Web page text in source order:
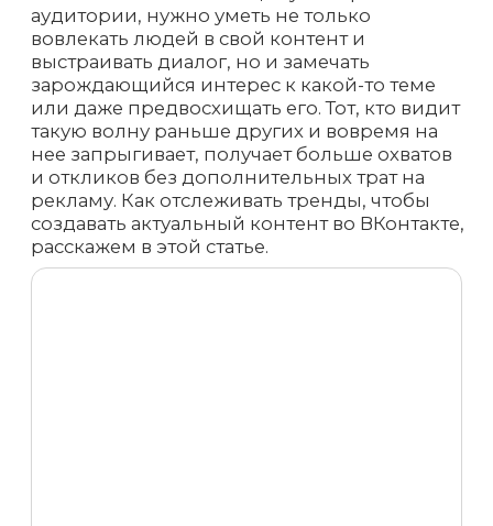
такую волну раньше других и вовремя на
нее запрыгивает, получает больше охватов
и откликов без дополнительных трат на
рекламу. Как отслеживать тренды, чтобы
создавать актуальный контент во ВКонтакте,
расскажем в этой статье.